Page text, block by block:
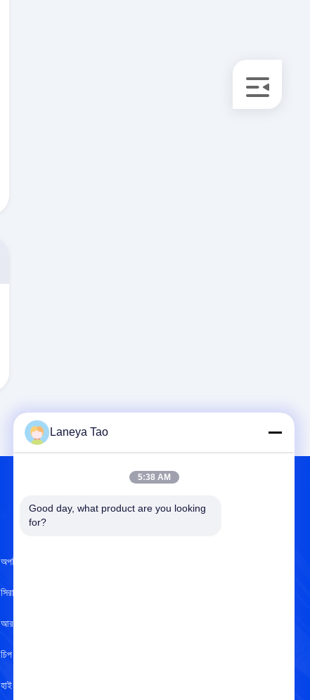
অপটিক্যাল সেন্সর
সিরামিক ক্যাপাসিটার
আরএফ ইন্ডাক্টর
চিপ রেজিস্টর
হাই পাওয়ার এলইডি
Laneya Tao
5:38 AM
Good day, what product are you looking
for?